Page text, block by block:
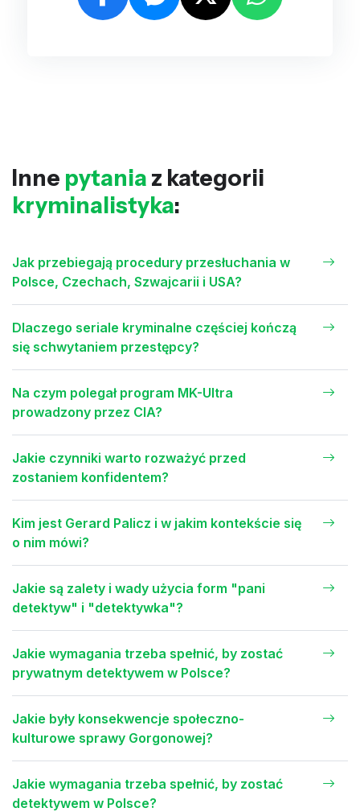
Inne pytania z kategorii
kryminalistyka:
Jak przebiegają procedury przesłuchania w
Polsce, Czechach, Szwajcarii i USA?
Dlaczego seriale kryminalne częściej kończą
się schwytaniem przestępcy?
Na czym polegał program MK-Ultra
prowadzony przez CIA?
Jakie czynniki warto rozważyć przed
zostaniem konfidentem?
Kim jest Gerard Palicz i w jakim kontekście się
o nim mówi?
Jakie są zalety i wady użycia form "pani
detektyw" i "detektywka"?
Jakie wymagania trzeba spełnić, by zostać
prywatnym detektywem w Polsce?
Jakie były konsekwencje społeczno-
kulturowe sprawy Gorgonowej?
Jakie wymagania trzeba spełnić, by zostać
detektywem w Polsce?